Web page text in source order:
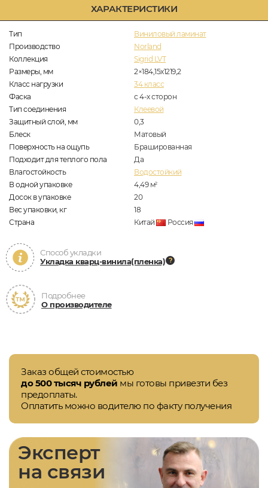
ХАРАКТЕРИСТИКИ
Тип
Виниловый ламинат
Производство
Norland
Коллекция
Sigrid LVT
Размеры, мм
2×184,15х1219,2
Класс нагрузки
34 класс
Фаска
с 4-х сторон
Тип соединения
Клеевой
Защитный слой, мм
0,3
Блеск
Матовый
Поверхность на ощупь
Брашированная
Подходит для теплого пола
Да
Влагостойкость
Водостойкий
В одной упаковке
4,49 м2
Досок в упаковке
20
Вес упаковки, кг
18
Страна
Китай Россия
Способ укладки
Укладка кварц-винила(пленка)
Подробнее
О производителе
Заказ общей стоимостью
до 500 тысяч рублей мы готовы привезти без
предоплаты.
Оплатить можно водителю по факту получения
Эксперт
на связи